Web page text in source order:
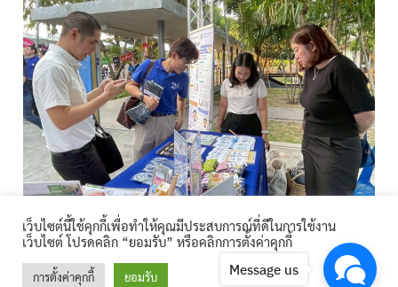
[post-views]
Message us
เว็บไซต์นี้ใช้คุกกี้เพื่อทำให้คุณมีประสบการณ์ที่ดีในการใช้งาน
เว็บไซต์ โปรดคลิก “ยอมรับ” หรือคลิกการตั้งค่าคุกกี้
การตั้งค่าคุกกี้ ยอมรับ